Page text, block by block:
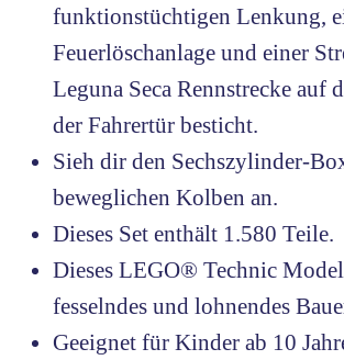
funktionstüchtigen Lenkung,
Feuerlöschanlage und einer
Leguna Seca Rennstrecke auf
der Fahrertür besticht.
Sieh dir den Sechszylinder-
beweglichen Kolben an.
Dieses Set enthält 1.580 Teile.
Dieses LEGO® Technic
fesselndes und lohnendes
Geeignet für Kinder ab 10